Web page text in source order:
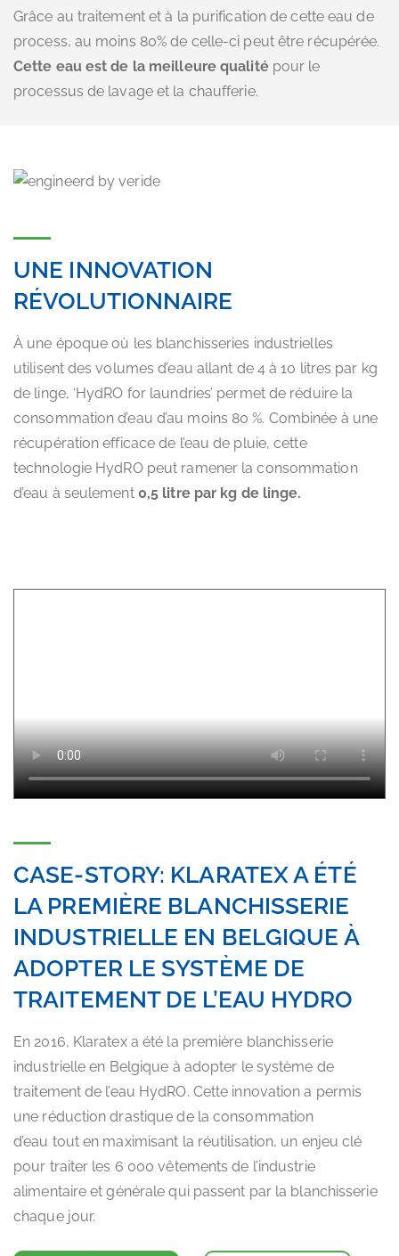
Grâce au traitement et à la purification de cette eau de
process, au moins 80% de celle-ci peut être récupérée.
Cette eau est de la meilleure qualitépour le
processus de lavage et la chaufferie.
UNE INNOVATION
RÉVOLUTIONNAIRE
À une époque où les blanchisseries industrielles
utilisent des volumes d’eau allant de 4 à 10 litres par kg
de linge, ‘HydRO for laundries’ permet de réduire la
consommation d’eau d’au moins 80 %. Combinée à une
récupération efficace de l’eau de pluie, cette
technologie HydRO peut ramener la consommation
d’eau à seulement 0,5 litre par kg de linge.
CASE-STORY: KLARATEX A ÉTÉ
LA PREMIÈRE BLANCHISSERIE
INDUSTRIELLE EN BELGIQUE À
ADOPTER LE SYSTÈME DE
TRAITEMENT DE L’EAU HYDRO
En 2016, Klaratex a été la première blanchisserie
industrielle en Belgique à adopter le système de
traitement de l’eau HydRO. Cette innovation a permis
une réduction drastique de la consommation
d’eau tout en maximisant la réutilisation, un enjeu clé
pour traiter les 6 000 vêtements de l’industrie
alimentaire et générale qui passent par la blanchisserie
chaque jour.